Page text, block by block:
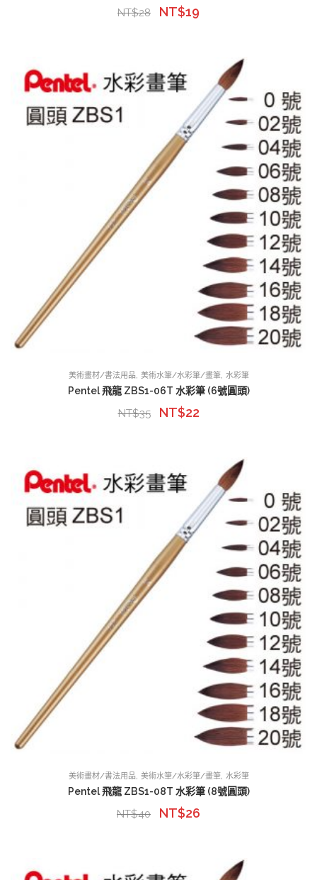
NT$28 NT$19
美術畫材/書法用品 美術水筆/水彩筆/畫筆, 水彩筆
Pentel 飛龍 ZBS1-06T 水彩筆 (6號圓頭)
NT$35 NT$22
美術畫材/書法用品 美術水筆/水彩筆/畫筆, 水彩筆
Pentel 飛龍 ZBS1-08T 水彩筆 (8號圓頭)
NT$40 NT$26